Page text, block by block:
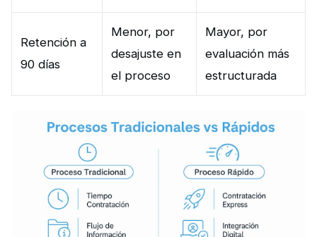
Retención a
90 días
Menor, por
desajuste en
el proceso
Mayor, por
evaluación más
estructurada